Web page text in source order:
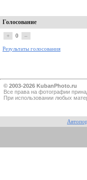
Голосование
+ 0 –
Результаты голосования
© 2003-2026 KubanPhoto.ru
Все прaва на фотографии
При использовании любых